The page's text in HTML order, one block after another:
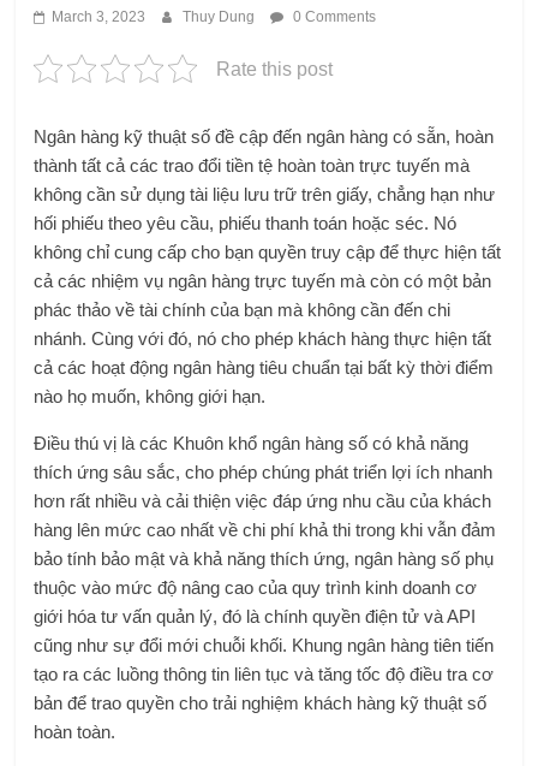
March 3, 2023 Thuy Dung 0 Comments
Rate this post
Ngân hàng kỹ thuật số đề cập đến ngân hàng có sẵn, hoàn
thành tất cả các trao đổi tiền tệ hoàn toàn trực tuyến mà
không cần sử dụng tài liệu lưu trữ trên giấy, chẳng hạn như
hối phiếu theo yêu cầu, phiếu thanh toán hoặc séc. Nó
không chỉ cung cấp cho bạn quyền truy cập để thực hiện tất
cả các nhiệm vụ ngân hàng trực tuyến mà còn có một bản
phác thảo về tài chính của bạn mà không cần đến chi
nhánh. Cùng với đó, nó cho phép khách hàng thực hiện tất
cả các hoạt động ngân hàng tiêu chuẩn tại bất kỳ thời điểm
nào họ muốn, không giới hạn.
Điều thú vị là các Khuôn khổ ngân hàng số có khả năng
thích ứng sâu sắc, cho phép chúng phát triển lợi ích nhanh
hơn rất nhiều và cải thiện việc đáp ứng nhu cầu của khách
hàng lên mức cao nhất về chi phí khả thi trong khi vẫn đảm
bảo tính bảo mật và khả năng thích ứng, ngân hàng số phụ
thuộc vào mức độ nâng cao của quy trình kinh doanh cơ
giới hóa tư vấn quản lý, đó là chính quyền điện tử và API
cũng như sự đổi mới chuỗi khối. Khung ngân hàng tiên tiến
tạo ra các luồng thông tin liên tục và tăng tốc độ điều tra cơ
bản để trao quyền cho trải nghiệm khách hàng kỹ thuật số
hoàn toàn.